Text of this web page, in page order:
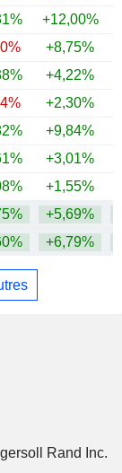
+12,00%
+8,75%
+4,22%
+2,30%
+9,84%
+3,01%
+1,55%
+5,69%
+6,79%
Rand Inc.